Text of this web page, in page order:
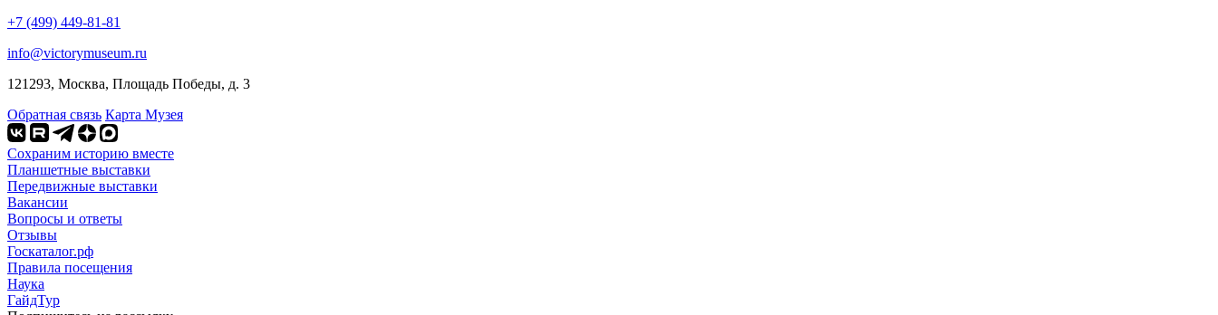
+7 (499) 449-81-81
info@victorymuseum.ru
121293, Москва, Площадь Победы, д. 3
Обратная связь Карта Музея
Сохраним историю вместе
Планшетные выставки
Передвижные выставки
Вакансии
Вопросы и ответы
Отзывы
Госкаталог.рф
Правила посещения
Наука
ГайдТур